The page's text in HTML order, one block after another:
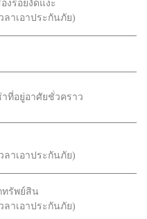
งรอยงัดแงะ
าเอาประกันภัย)
ที่อยู่อาศัยชั่วคราว
าเอาประกันภัย)
ทรัพย์สิน
าเอาประกันภัย)